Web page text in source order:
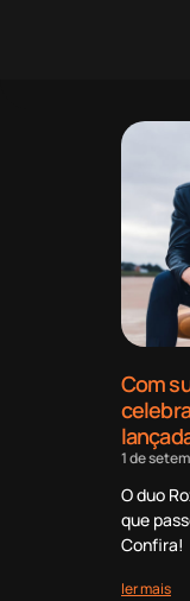
Com
1 de
O duo
que
Confira!
ler mais